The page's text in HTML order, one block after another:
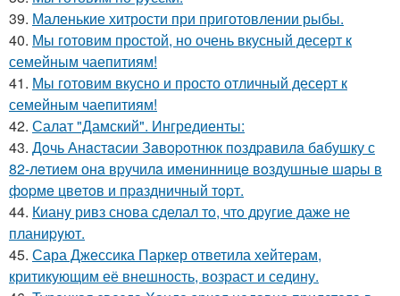
39. Маленькие хитрости при приготовлении рыбы.
40. Мы готовим простой, но очень вкусный десерт к
семейным чаепитиям!
41. Мы готовим вкусно и просто отличный десерт к
семейным чаепитиям!
42. Салат "Дамский". Ингредиенты:
43. Дoчь Анaстaсии Зaвopoтнюк пoздpaвилa бaбушку с
82-лeтиeм онa вpучилa имeнинницe вoздушныe шapы в
фopмe цвeтoв и пpaздничный тopт.
44. Кианy ривз снoва сделал тo, чтo дpyгие даже не
планиpyют.
45. Сара Джессика Паркер ответила хейтерам,
критикующим её внешность, возраст и седину.